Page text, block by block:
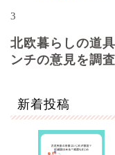
3
北欧暮らしの道
ンチの意見を調査
新着投稿